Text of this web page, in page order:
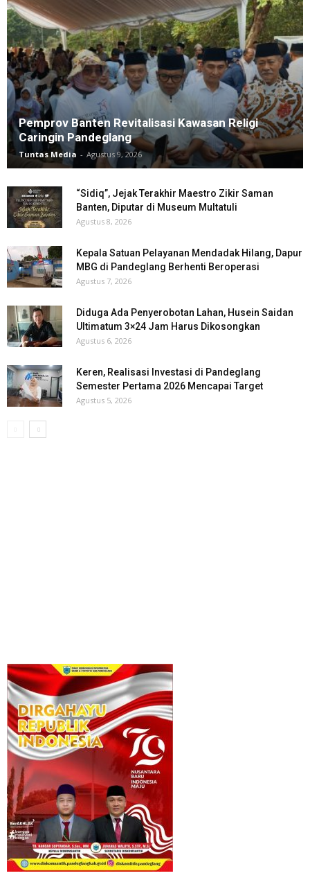
Pemprov Banten Revitalisasi Kawasan Religi
Caringin Pandeglang
Tuntas Media - Agustus 9, 2026
“Sidiq”, Jejak Terakhir Maestro Zikir Saman
Banten, Diputar di Museum Multatuli
Agustus 8, 2026
Kepala Satuan Pelayanan Mendadak Hilang, Dapur
MBG di Pandeglang Berhenti Beroperasi
Agustus 7, 2026
Diduga Ada Penyerobotan Lahan, Husein Saidan
Ultimatum 3×24 Jam Harus Dikosongkan
Agustus 6, 2026
Keren, Realisasi Investasi di Pandeglang
Semester Pertama 2026 Mencapai Target
Agustus 5, 2026